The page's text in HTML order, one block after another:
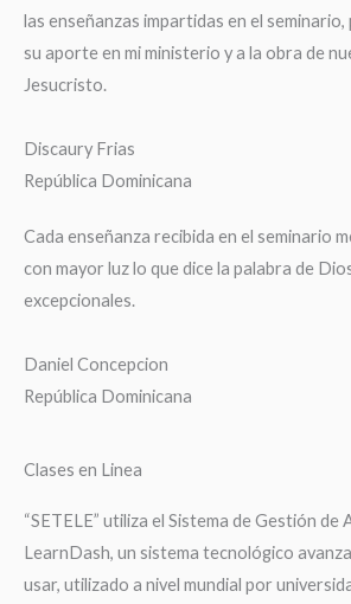
las enseñanzas impartidas en el
su aporte en mi ministerio y a la obra de
Jesucristo.
Discaury Frias
República Dominicana
Cada enseñanza recibida en el seminario
con mayor luz lo que dice la palabra de
excepcionales.
Daniel Concepcion
República Dominicana
Clases en Linea
“SETELE” utiliza el Sistema de Gestión de
LearnDash, un sistema tecnológico
usar, utilizado a nivel mundial por